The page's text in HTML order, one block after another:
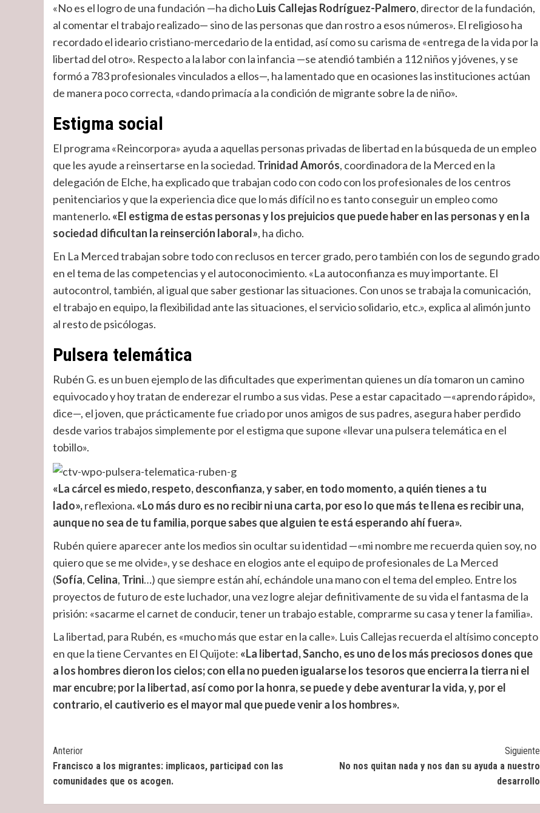
«No es el logro de una fundación —ha dichoLuis Callejas Rodríguez-Palmero, director de la fundación,
al comentar el trabajo realizado— sino de las personas que dan rostro a esos números». El religioso ha
recordado el ideario cristiano-mercedario de la entidad, así como su carisma de «entrega de la vida por la
libertad del otro». Respecto a la labor con la infancia —se atendió también a 112 niños y jóvenes, y se
formó a 783 profesionales vinculados a ellos—, ha lamentado que en ocasiones las instituciones actúan
de manera poco correcta, «dando primacía a la condición de migrante sobre la de niño».
Estigma social
El programa «Reincorpora» ayuda a aquellas personas privadas de libertad en la búsqueda de un empleo
que les ayude a reinsertarse en la sociedad. Trinidad Amorós, coordinadora de la Merced en la
delegación de Elche, ha explicado que trabajan codo con codo con los profesionales de los centros
penitenciarios y que la experiencia dice que lo más difícil no es tanto conseguir un empleo como
mantenerlo.«El estigma de estas personas y los prejuicios que puede haber en las personas y en la
sociedad dificultan la reinserción laboral», ha dicho.
En La Merced trabajan sobre todo con reclusos en tercer grado, pero también con los de segundo grado
en el tema de las competencias y el autoconocimiento. «La autoconfianza es muy importante. El
autocontrol, también, al igual que saber gestionar las situaciones. Con unos se trabaja la comunicación,
el trabajo en equipo, la flexibilidad ante las situaciones, el servicio solidario, etc.», explica al alimón junto
al resto de psicólogas.
Pulsera telemática
Rubén G. es un buen ejemplo de las dificultades que experimentan quienes un día tomaron un camino
equivocado y hoy tratan de enderezar el rumbo a sus vidas. Pese a estar capacitado —«aprendo rápido»,
dice—, el joven, que prácticamente fue criado por unos amigos de sus padres, asegura haber perdido
desde varios trabajos simplemente por el estigma que supone «llevar una pulsera telemática en el
tobillo».
«La cárcel es miedo, respeto, desconfianza, y saber, en todo momento, a quién tienes a tu
lado»,reflexiona. «Lo más duro es no recibir ni una carta, por eso lo que más te llena es recibir una,
aunque no sea de tu familia, porque sabes que alguien te está esperando ahí fuera».
Rubén quiere aparecer ante los medios sin ocultar su identidad —«mi nombre me recuerda quien soy, no
quiero que se me olvide», y se deshace en elogios ante el equipo de profesionales de La Merced
(Sofía, Celina, Trini…) que siempre están ahí, echándole una mano con el tema del empleo. Entre los
proyectos de futuro de este luchador, una vez logre alejar definitivamente de su vida el fantasma de la
prisión: «sacarme el carnet de conducir, tener un trabajo estable, comprarme su casa y tener la familia».
La libertad, para Rubén, es «mucho más que estar en la calle». Luis Callejas recuerda el altísimo concepto
en que la tiene Cervantes en El Quijote: «La libertad, Sancho, es uno de los más preciosos dones que
a los hombres dieron los cielos; con ella no pueden igualarse los tesoros que encierra la tierra ni el
mar encubre; por la libertad, así como por la honra, se puede y debe aventurar la vida, y, por el
contrario, el cautiverio es el mayor mal que puede venir a los hombres».
Post
Navigation
Anterior
Francisco a los migrantes: implicaos, participad con las
comunidades que os acogen.
Siguiente
No nos quitan nada y nos dan su ayuda a nuestro
desarrollo